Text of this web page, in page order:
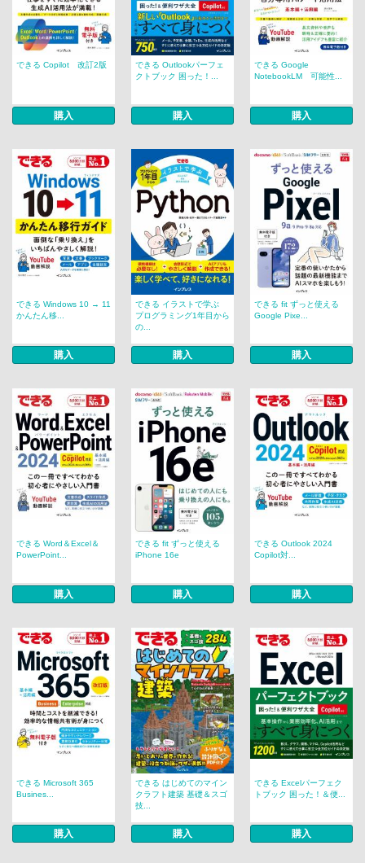
できる Copilot 改訂2版
購入
できる Outlookパーフェ
クトブック 困った！...
購入
できる Google
NotebookLM 可能性...
購入
できる Windows 10 → 11
かんたん移...
購入
できる イラストで学ぶ
プログラミング1年目から
の...
購入
できる fit ずっと使える
Google Pixe...
購入
できる Word＆Excel＆
PowerPoint...
購入
できる fit ずっと使える
iPhone 16e
購入
できる Outlook 2024
Copilot対...
購入
できる Microsoft 365
Busines...
購入
できる はじめてのマイン
クラフト建築 基礎＆スゴ
技...
購入
できる Excelパーフェク
トブック 困った！＆便...
購入